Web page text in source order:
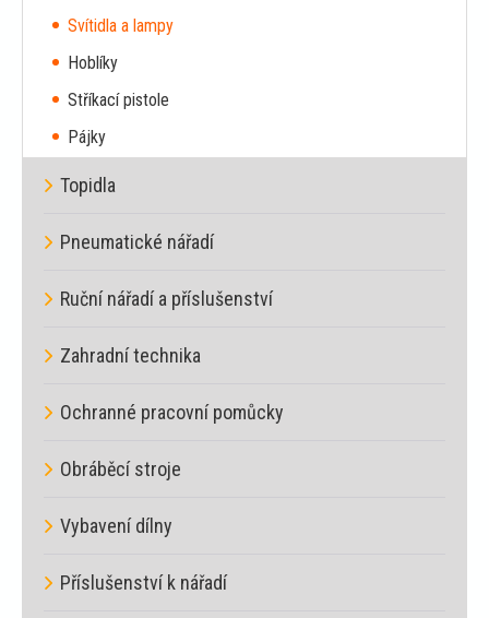
Svítidla a lampy
Hoblíky
Stříkací pistole
Pájky
Topidla
Pneumatické nářadí
Ruční nářadí a příslušenství
Zahradní technika
Ochranné pracovní pomůcky
Obráběcí stroje
Vybavení dílny
Příslušenství k nářadí